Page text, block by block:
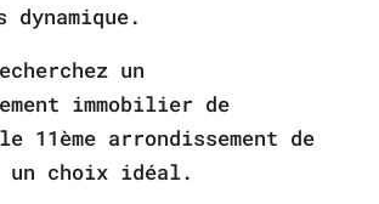
un
immobilier de
11ème arrondissement de
un choix idéal.